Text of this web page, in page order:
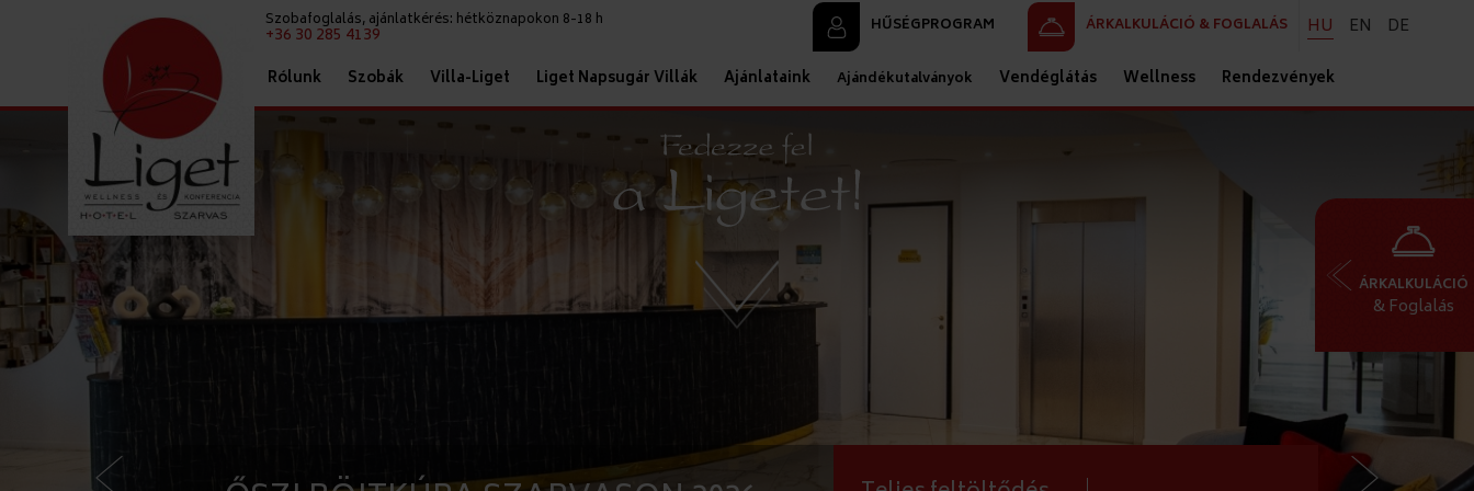
Szobafoglalás, ajánlatkérés: hétköznapokon 8-18 h
+36 30 285 4139 HŰSÉGPROGRAM ÁRKALKULÁCIÓ & FOGLALÁS HU EN DE
Rólunk Szobák Villa-Liget Liget Napsugár Villák Ajánlataink Ajándékutalványok Vendéglátás Wellness Rendezvények
ÁRKALKULÁCIÓ
& Foglalás